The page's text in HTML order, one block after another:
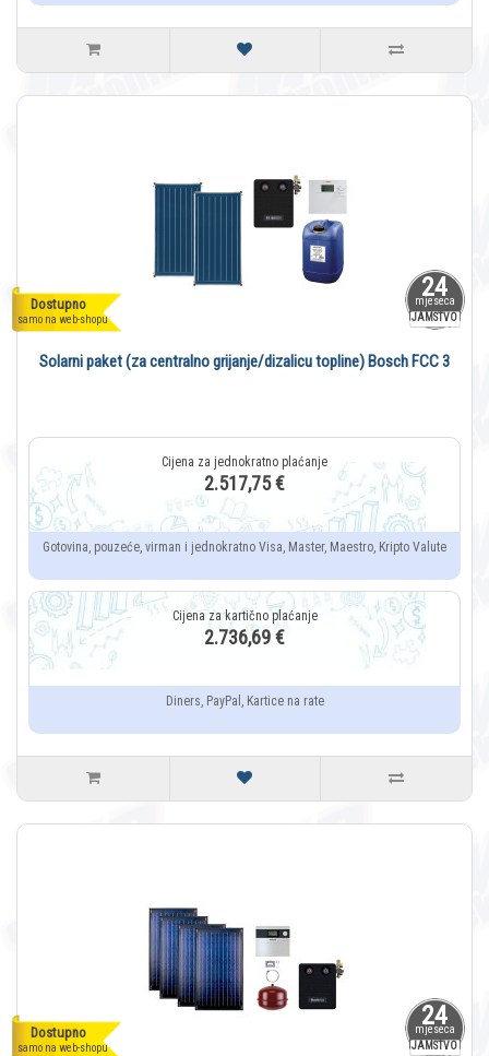
24
mjeseca
JAMSTVO
Dostupno
samo na web-shopu
Solarni paket (za centralno grijanje/dizalicu topline) Bosch FCC 3
2.517,75 €
Gotovina, pouzeće, virman i jednokratno Visa, Master, Maestro, Kripto Valute
2.736,69 €
Diners, PayPal, Kartice na rate
24
mjeseca
JAMSTVO
Dostupno
samo na web-shopu